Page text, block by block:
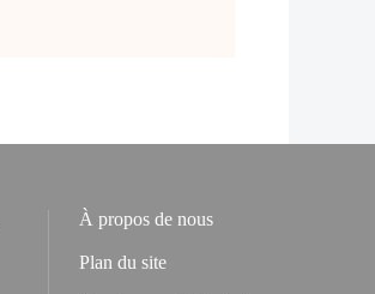
À propos de nous
Plan du site